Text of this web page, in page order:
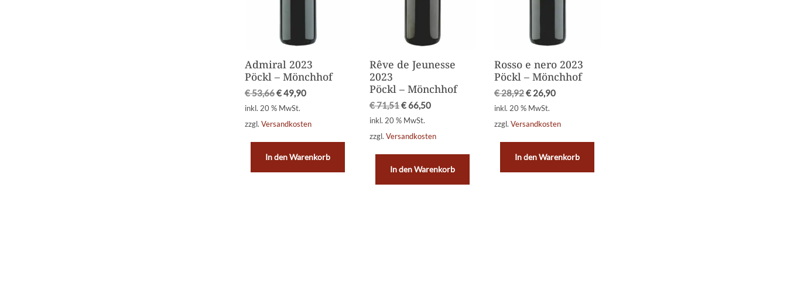
Admiral 2023
Pöckl – Mönchhof
€53,66€49,90
inkl. 20 % MwSt.
zzgl. Versandkosten
In den Warenkorb
Rêve de Jeunesse
2023
Pöckl – Mönchhof
€71,51€66,50
inkl. 20 % MwSt.
zzgl. Versandkosten
In den Warenkorb
Rosso e nero 2023
Pöckl – Mönchhof
€28,92€26,90
inkl. 20 % MwSt.
zzgl. Versandkosten
In den Warenkorb